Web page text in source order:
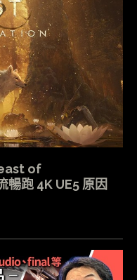
of
跑 4K UE5 原因